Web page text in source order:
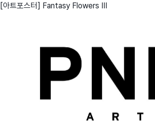
[아트포스터] Fantasy Flowers III